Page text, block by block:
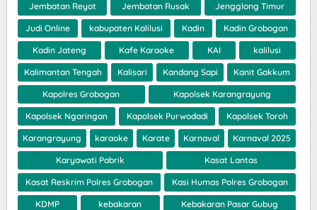
Jembatan Reyot Jembatan Rusak Jengglong Timur
Judi Online kabupaten Kalilusi Kadin Kadin Grobogan
Kadin Jateng Kafe Karaoke KAI kalilusi
Kalimantan Tengah Kalisari Kandang Sapi Kanit Gakkum
Kapolres Grobogan Kapolsek Karangrayung
Kapolsek Ngaringan Kapolsek Purwodadi Kapolsek Toroh
Karangrayung karaoke Karate Karnaval Karnaval 2025
Karyawati Pabrik Kasat Lantas
Kasat Reskrim Polres Grobogan Kasi Humas Polres Grobogan
KDMP kebakaran Kebakaran Pasar Gubug